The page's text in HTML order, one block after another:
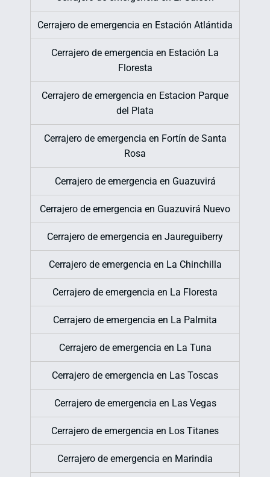
Cerrajero de emergencia en Estación Atlántida
Cerrajero de emergencia en Estación La
Floresta
Cerrajero de emergencia en Estacion Parque
del Plata
Cerrajero de emergencia en Fortín de Santa
Rosa
Cerrajero de emergencia en Guazuvirá
Cerrajero de emergencia en Guazuvirá Nuevo
Cerrajero de emergencia en Jaureguiberry
Cerrajero de emergencia en La Chinchilla
Cerrajero de emergencia en La Floresta
Cerrajero de emergencia en La Palmita
Cerrajero de emergencia en La Tuna
Cerrajero de emergencia en Las Toscas
Cerrajero de emergencia en Las Vegas
Cerrajero de emergencia en Los Titanes
Cerrajero de emergencia en Marindia